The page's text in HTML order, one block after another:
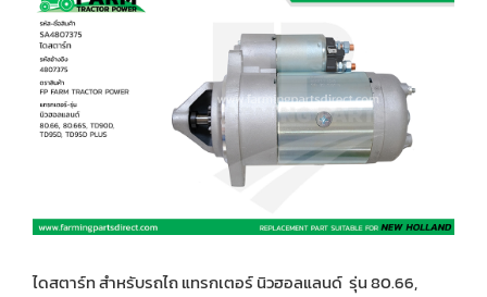
ไดสตาร์ท สำหรับรถไถ แทรกเตอร์ นิวฮอลแลนด์ รุ่น 80.66,